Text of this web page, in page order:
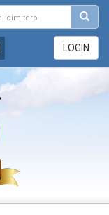
LOGIN